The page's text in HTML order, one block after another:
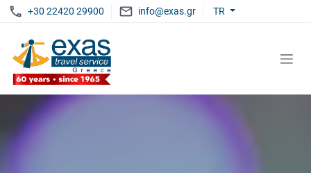
+30 22420 29900 info@exas.gr TR